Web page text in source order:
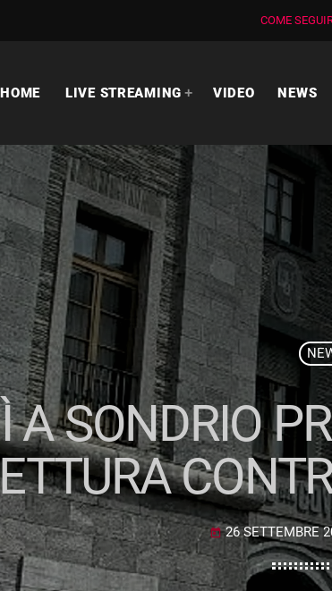
COME
HOME LIVE STREAMING VIDEO NEWS
A SONDRIO
today 26 SETTEMBRE